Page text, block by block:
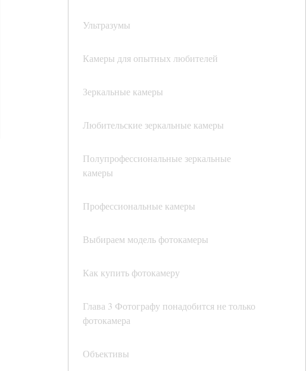
Ультразумы
Камеры для опытных любителей
Зеркальные камеры
Любительские зеркальные камеры
Полупрофессиональные зеркальные
камеры
Профессиональные камеры
Выбираем модель фотокамеры
Как купить фотокамеру
Глава 3 Фотографу понадобится не только
фотокамера
Объективы